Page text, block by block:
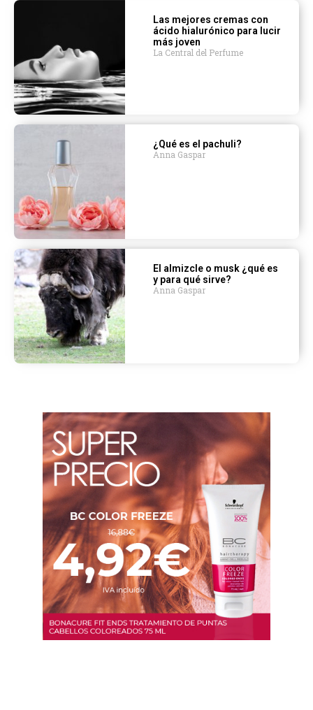
Las mejores cremas con
ácido hialurónico para lucir
más joven
La Central del Perfume
¿Qué es el pachuli?
Anna Gaspar
El almizcle o musk ¿qué es
y para qué sirve?
Anna Gaspar